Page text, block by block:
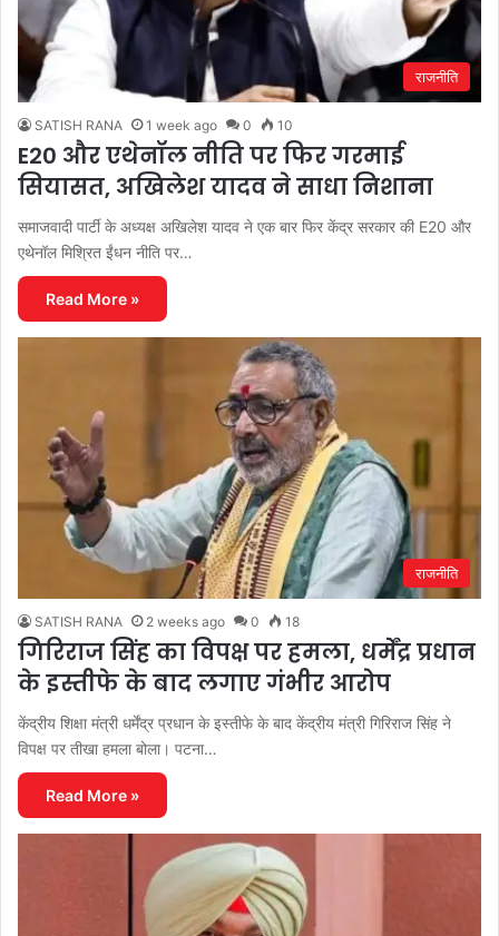
राजनीति
SATISH RANA 1 week ago 0 10
E20 और एथेनॉल नीति पर फिर गरमाई
सियासत, अखिलेश यादव ने साधा निशाना
समाजवादी पार्टी के अध्यक्ष अखिलेश यादव ने एक बार फिर केंद्र सरकार की E20 और
एथेनॉल मिश्रित ईंधन नीति पर…
Read More »
राजनीति
SATISH RANA 2 weeks ago 0 18
गिरिराज सिंह का विपक्ष पर हमला, धर्मेंद्र प्रधान
के इस्तीफे के बाद लगाए गंभीर आरोप
केंद्रीय शिक्षा मंत्री धर्मेंद्र प्रधान के इस्तीफे के बाद केंद्रीय मंत्री गिरिराज सिंह ने
विपक्ष पर तीखा हमला बोला। पटना…
Read More »